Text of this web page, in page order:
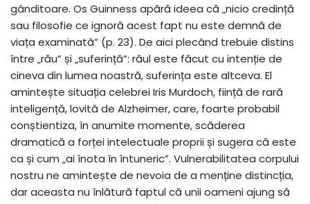
gânditoare. Os Guinness apără ideea că „nicio credință
sau filosofie ce ignoră acest fapt nu este demnă de
viața examinată” (p. 23). De aici plecând trebuie distins
între „rău” și „suferință”: răul este făcut cu intenție de
cineva din lumea noastră, suferința este altceva. El
amintește situația celebrei Iris Murdoch, ființă de rară
inteligență, lovită de Alzheimer, care, foarte probabil
conștientiza, în anumite momente, scăderea
dramatică a forței intelectuale proprii și sugera că este
ca și cum „ai înota în întuneric”. Vulnerabilitatea corpului
nostru ne amintește de nevoia de a menține distincția,
dar aceasta nu înlătură faptul că unii oameni ajung să